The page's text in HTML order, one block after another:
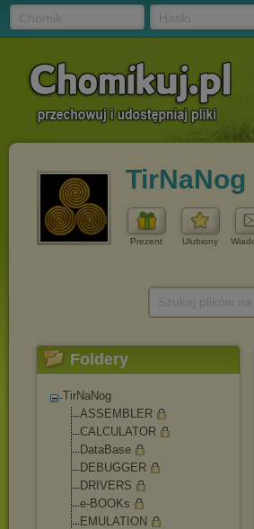
TirNaNog
Prezent Ulubiony
Foldery
TirNaNog
ASSEMBLER
CALCULATOR
DataBase
DEBUGGER
DRIVERS
e-BOOKs
EMULATION